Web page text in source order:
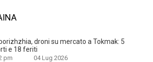
droni su mercato a Tokmak: 5
e 18 feriti
pm 04 Lug 2026